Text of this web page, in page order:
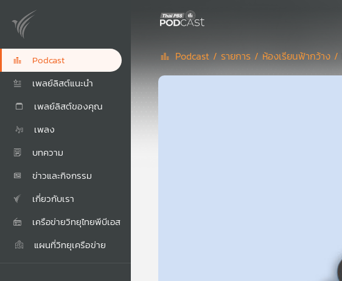
Podcast
เพลย์ลิสต์แนะนำ
เพลย์ลิสต์ของคุณ
เพลง
บทความ
ข่าวและกิจกรรม
เกี่ยวกับเรา
เครือข่ายวิทยุไทยพีบีเอส
แผนที่วิทยุเครือข่าย
Podcast / รายการ / ห้องเรียนฟ้ากว้าง /